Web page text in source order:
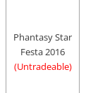
Phantasy Star
Festa 2016
(Untradeable)